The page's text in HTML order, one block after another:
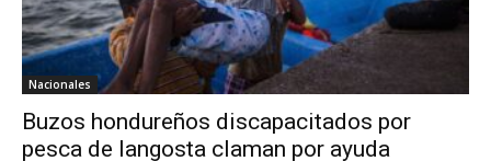
Nacionales
Buzos hondureños discapacitados por
pesca de langosta claman por ayuda